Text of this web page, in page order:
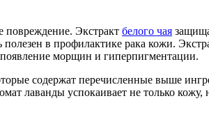
повреждение. Экстракт белого чая
в профилактике рака кожи.
морщин и гиперпигментации.
содержат перечисленные выше
лаванды успокаивает не только кожу,